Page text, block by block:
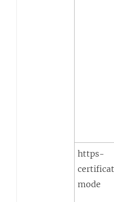
https-
mode